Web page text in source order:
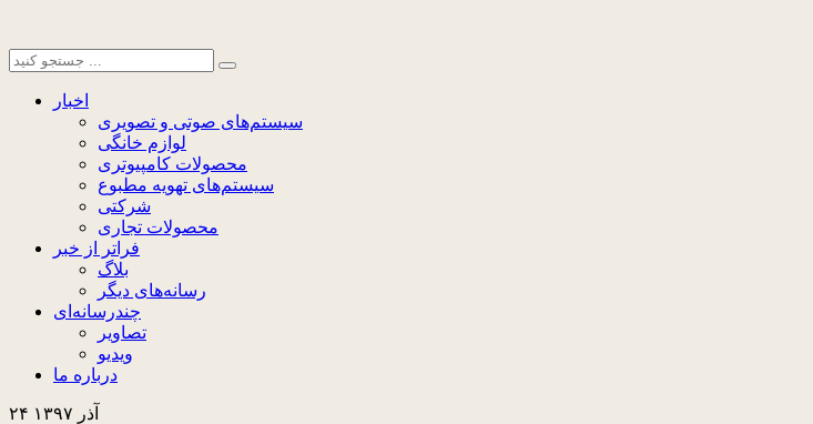
اخبار
سیستم‌های صوتی و تصویری
لوازم خانگی
محصولات کامپیوتری
سیستم‌های تهویه مطبوع
شرکتی
محصولات تجاری
فراتر از خبر
بلاگ
رسانه‌های دیگر
چندرسانه‌ای
تصاویر
ویدیو
درباره ما
۲۴ آذر ۱۳۹۷